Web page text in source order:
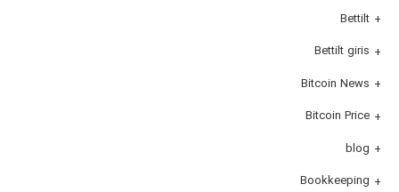
Bettilt
Bettilt giris
Bitcoin News
Bitcoin Price
blog
Bookkeeping